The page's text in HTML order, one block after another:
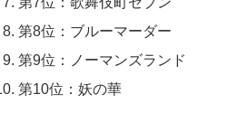
第8位：ブルーマーダー
第9位：ノーマンズランド
第10位：妖の華